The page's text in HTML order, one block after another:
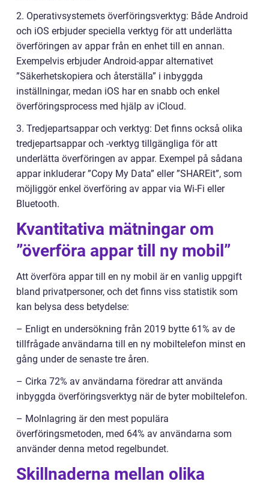
2. Operativsystemets överföringsverktyg: Både Android
och iOS erbjuder speciella verktyg för att underlätta
överföringen av appar från en enhet till en annan.
Exempelvis erbjuder Android-appar alternativet
”Säkerhetskopiera och återställa” i inbyggda
inställningar, medan iOS har en snabb och enkel
överföringsprocess med hjälp av iCloud.
3. Tredjepartsappar och verktyg: Det finns också olika
tredjepartsappar och -verktyg tillgängliga för att
underlätta överföringen av appar. Exempel på sådana
appar inkluderar ”Copy My Data” eller ”SHAREit”, som
möjliggör enkel överföring av appar via Wi-Fi eller
Bluetooth.
Kvantitativa mätningar om
”överföra appar till ny mobil”
Att överföra appar till en ny mobil är en vanlig uppgift
bland privatpersoner, och det finns viss statistik som
kan belysa dess betydelse:
– Enligt en undersökning från 2019 bytte 61% av de
tillfrågade användarna till en ny mobiltelefon minst en
gång under de senaste tre åren.
– Cirka 72% av användarna föredrar att använda
inbyggda överföringsverktyg när de byter mobiltelefon.
– Molnlagring är den mest populära
överföringsmetoden, med 64% av användarna som
använder denna metod regelbundet.
Skillnaderna mellan olika